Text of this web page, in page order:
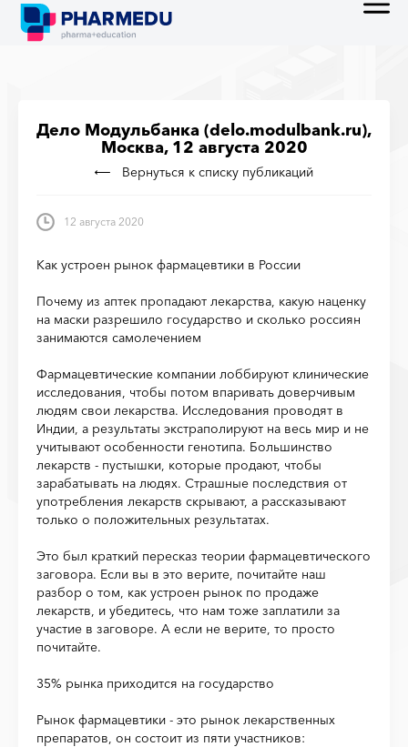
Дело Модульбанка (delo.modulbank.ru),
Москва, 12 августа 2020
Вернуться к списку публикаций
12 августа 2020
Как устроен рынок фармацевтики в России
Почему из аптек пропадают лекарства, какую наценку
на маски разрешило государство и сколько россиян
занимаются самолечением
Фармацевтические компании лоббируют клинические
исследования, чтобы потом впаривать доверчивым
людям свои лекарства. Исследования проводят в
Индии, а результаты экстраполируют на весь мир и не
учитывают особенности генотипа. Большинство
лекарств - пустышки, которые продают, чтобы
зарабатывать на людях. Страшные последствия от
употребления лекарств скрывают, а рассказывают
только о положительных результатах.
Это был краткий пересказ теории фармацевтического
заговора. Если вы в это верите, почитайте наш
разбор о том, как устроен рынок по продаже
лекарств, и убедитесь, что нам тоже заплатили за
участие в заговоре. А если не верите, то просто
почитайте.
35% рынка приходится на государство
Рынок фармацевтики - это рынок лекарственных
препаратов, он состоит из пяти участников: